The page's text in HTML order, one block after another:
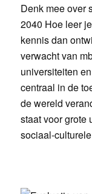
Denk mee over
2040 Hoe leer
kennis dan
verwacht van
universiteiten
centraal in de
de wereld
staat voor grote
sociaal-